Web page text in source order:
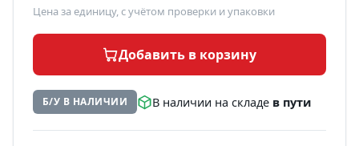
Цена за единицу, с учётом проверки и упаковки
Добавить в корзину
Б/У В НАЛИЧИИ В наличии на складе в пути